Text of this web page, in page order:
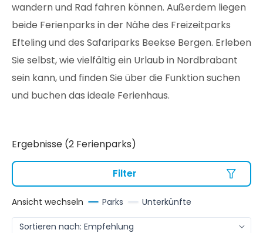
wandern und Rad fahren können. Außerdem liegen
beide Ferienparks in der Nähe des Freizeitparks
Efteling und des Safariparks Beekse Bergen. Erleben
Sie selbst, wie vielfältig ein Urlaub in Nordbrabant
sein kann, und finden Sie über die Funktion suchen
und buchen das ideale Ferienhaus.
Ergebnisse (2 Ferienparks)
Filter
Ansicht wechseln Parks Unterkünfte